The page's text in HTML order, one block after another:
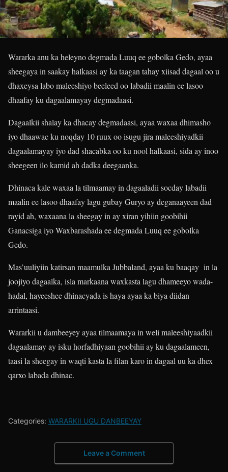
Wararka anu ka heleyno degmada Luuq ee gobolka Gedo, ayaa
sheegaya in saakay halkaasi ay ka taagan tahay xiisad dagaal oo u
dhaxeysa labo maleeshiyo beeleed oo labadii maalin ee lasoo
dhaafay ku dagaalamayay degmadaasi.
Dagaalkii shalay ka dhacay degmadaasi, ayaa waxaa dhimasho
iyo dhaawac ku noqday 10 ruux oo isugu jira maleeshiyadkii
dagaalamayay iyo dad shacabka oo ku nool halkaasi, sida ay inoo
sheegeen ilo kamid ah dadka deegaanka.
Dhinaca kale waxaa la tilmaamay in dagaaladii socday labadii
maalin ee lasoo dhaafay lagu gubay Guryo ay deganaayeen dad
rayid ah, waxaana la sheegay in ay xiran yihiin goobihii
Ganacsiga iyo Waxbarashada ee degmada Luuq ee gobolka
Gedo.
Mas’uuliyiin katirsan maamulka Jubbaland, ayaa ku baaqay in la
joojiyo dagaalka, isla markaana waxkasta lagu dhameeyo wada-
hadal, hayeeshee dhinacyada is haya ayaa ka biya diidan
arrintaasi.
Wararkii u dambeeyey ayaa tilmaamaya in weli maleeshiyaadkii
dagaalamay ay isku horfadhiyaan goobihii ay ku dagaalameen,
taasi la sheegay in waqti kasta la filan karo in dagaal uu ka dhex
qarxo labada dhinac.
Categories: WARARKII UGU DANBEEYAY
Leave a Comment